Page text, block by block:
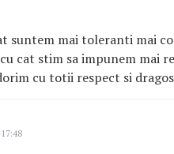
suntem mai toleranti mai
cat stim sa impunem mai
cu totii respect si